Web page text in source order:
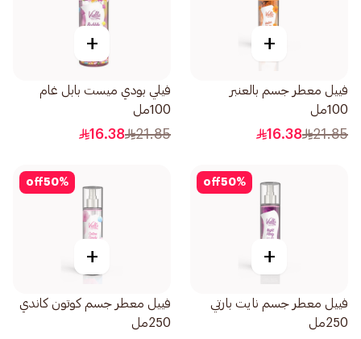
+
فييل معطر جسم بالعنبر
100مل
21.85
16.38
+
فيلي بودي ميست بابل غام
100مل
21.85
16.38
50%
off
+
فييل معطر جسم نايت بارتي
250مل
50%
off
+
فييل معطر جسم كوتون كاندي
250مل